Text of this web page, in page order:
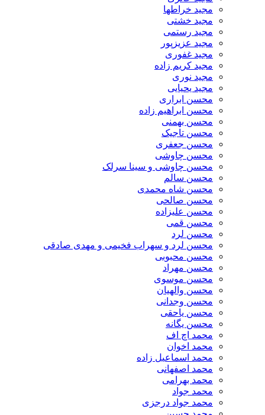
مجید خراطها
مجید خشتی
مجید رستمی
مجید عزیزپور
مجید غفوری
مجید کریم زاده
مجید نوری
مجید یحیایی
محسن ابراری
محسن ابراهیم زاده
محسن بهمنی
محسن تاجیک
محسن جعفری
محسن چاوشی
محسن چاوشی و سینا سرلک
محسن سالم
محسن شاه محمدی
محسن صالحی
محسن علیزاده
محسن قمی
محسن لرد
محسن لرد و سهراب فخیمی و مهدی صادقی
محسن محبوبی
محسن مهراد
محسن موسوی
محسن والهیان
محسن وجدانی
محسن یاحقی
محسن یگانه
محمد اچ اف
محمد اخوان
محمد اسماعیل زاده
محمد اصفهانی
محمد بهرامی
محمد جواد
محمد جواد درجزی